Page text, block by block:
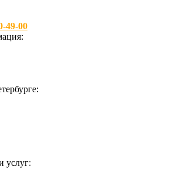
49-00
услуг: